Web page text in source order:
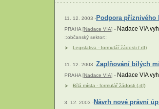
11. 12. 2003 -Podpora
PRAHA [Nadace VIA] - Nadace VIA
::občanský sektor::
Legislativa - formulář žádosti (.rtf)
11. 12. 2003 -Zaplňování bílých
PRAHA [Nadace VIA] - Nadace VIA
Bílá místa - formulář žádosti (.rtf)
3. 12. 2003 -Návrh nové právní